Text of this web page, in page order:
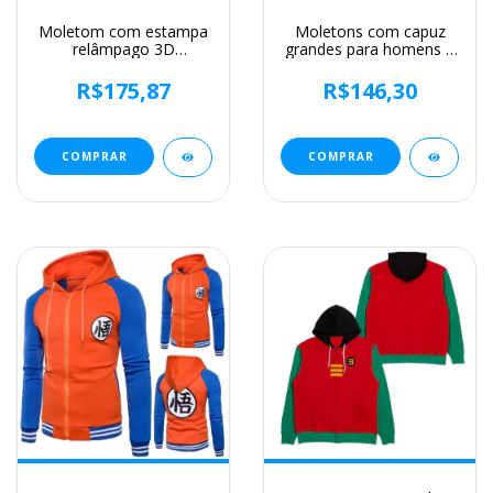
Moletom com estampa
relâmpago 3D
rua, pulôver grande
Harajuku, moletons
engraçada, moda
outono e inverno
R$175,87
COMPRAR
Moletons com capuz
grandes para homens e
impresso 3D de filmes
de terror, moletons
casual, nova chegada
R$146,30
COMPRAR